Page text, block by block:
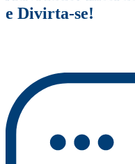
e Divirta-se!